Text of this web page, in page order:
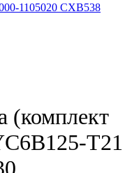
1105020 CXB538
(комплект
T21